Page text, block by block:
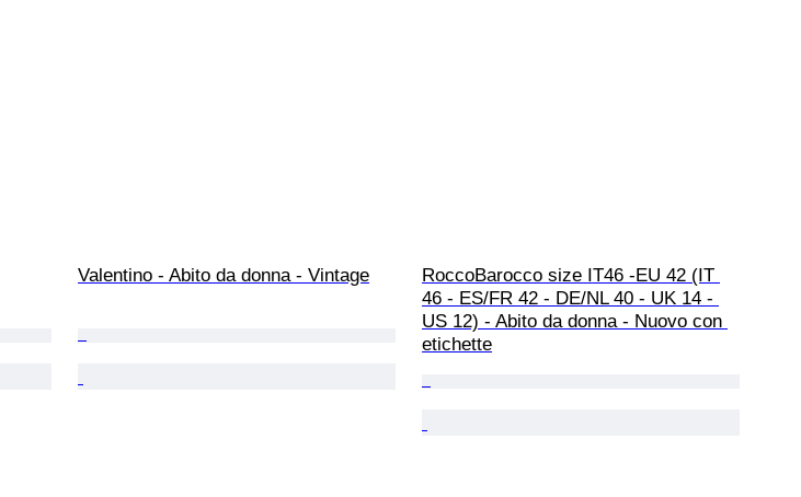
Valentino - Abito da donna - Vintage
RoccoBarocco size IT46 -EU 42 (IT
46 - ES/FR 42 - DE/NL 40 - UK 14 -
US 12) - Abito da donna - Nuovo con
etichette